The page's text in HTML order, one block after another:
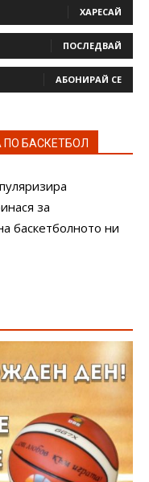
ХАРЕСАЙ
ПОСЛЕДВАЙ
АБОНИРАЙ СЕ
БАСКЕТБОЛ
за
баскетболното ни